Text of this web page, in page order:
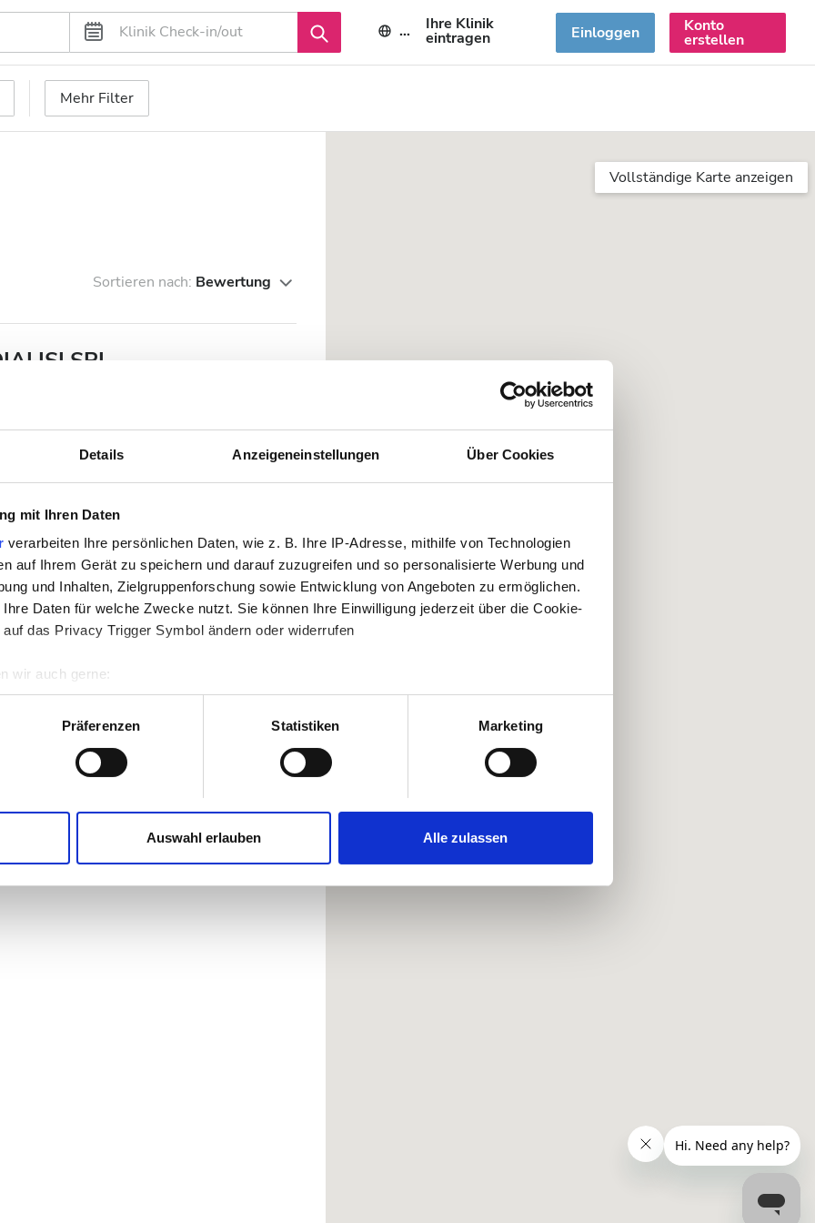
Details Anzeigeneinstellungen Über Cookies
mit Ihren Daten
verarbeiten Ihre persönlichen Daten, wie z. B. Ihre IP-Adresse, mithilfe von Technologien
auf Ihrem Gerät zu speichern und darauf zuzugreifen und so personalisierte Werbung und
und Inhalten, Zielgruppenforschung sowie Entwicklung von Angeboten zu ermöglichen.
Daten für welche Zwecke nutzt. Sie können Ihre Einwilligung jederzeit über die Cookie-
das Privacy Trigger Symbol ändern oder widerrufen
wir auch gerne:
geografische Lage erfassen, welche bis auf einige Meter genau sein können
Scannen nach bestimmten Merkmalen (Fingerprinting) identifizieren
Ihre persönlichen Daten verarbeitet werden, und legen Sie Ihre Präferenzen imAbschnitt
und Anzeigen zu personalisieren, Funktionen für soziale Medien anbieten zu können
zu analysieren. Außerdem geben wir Informationen zu Ihrer Verwendung unserer
Präferenzen Statistiken Marketing
Auswahl erlauben Alle zulassen
DE Ihre Klinik
eintragen Einloggen Konto
erstellen
Mehr Filter
Sortieren nach: Bewertung
SRL
WiFi
TV-Bildschirme
Reservieren
Vollständige Karte anzeigen